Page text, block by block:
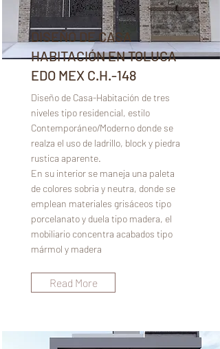
DISEÑO DE CASA
HABITACIÓN EN TOLUCA
EDO MEX C.H.-148
Diseño de Casa-Habitación de tres
niveles tipo residencial, estilo
Contemporáneo/Moderno donde se
realza el uso de ladrillo, block y piedra
rustica aparente.
En su interior se maneja una paleta
de colores sobria y neutra, donde se
emplean materiales grisáceos tipo
porcelanato y duela tipo madera, el
mobiliario concentra acabados tipo
mármol y madera
Read More